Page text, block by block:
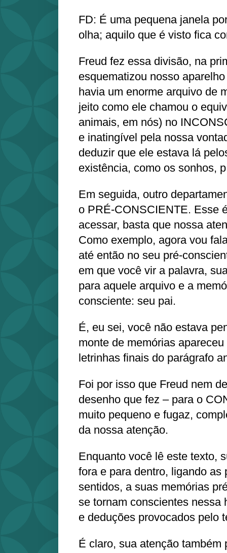
FD: É uma pequena janela
olha; aquilo que é visto fica
Freud fez essa divisão, na
esquematizou nosso
havia um enorme arquivo de
jeito como ele chamou o
animais, em nós) no
e inatingível pela nossa
deduzir que ele estava lá
existência, como os sonhos,
Em seguida, outro
o PRÉ-CONSCIENTE. Esse
acessar, basta que nossa
Como exemplo, agora vou
até então no seu pré-
em que você vir a palavra,
para aquele arquivo e a
consciente: seu pai.
É, eu sei, você não estava
monte de memórias
letrinhas finais do parágrafo
Foi por isso que Freud nem
desenho que fez – para o
muito pequeno e fugaz,
da nossa atenção.
Enquanto você lê este texto,
fora e para dentro, ligando as
sentidos, a suas memórias
se tornam conscientes nessa
e deduções provocados pelo
É claro, sua atenção também